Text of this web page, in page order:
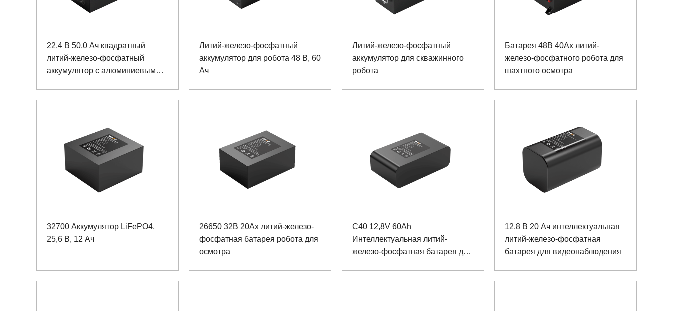
22,4 В 50,0 Ач квадратный
литий-железо-фосфатный
аккумулятор с алюминиевым
Литий-железо-фосфатный
аккумулятор для робота 48 В, 60
Ач
Литий-железо-фосфатный
аккумулятор для скважинного
робота
Батарея 48В 40Ах литий-
железо-фосфатного робота для
шахтного осмотра
32700 Аккумулятор LiFePO4,
25,6 В, 12 Ач
26650 32В 20Ах литий-железо-
фосфатная батарея робота для
осмотра
C40 12,8V 60Ah
Интеллектуальная литий-
железо-фосфатная батарея для
12,8 В 20 Ач интеллектуальная
литий-железо-фосфатная
батарея для видеонаблюдения